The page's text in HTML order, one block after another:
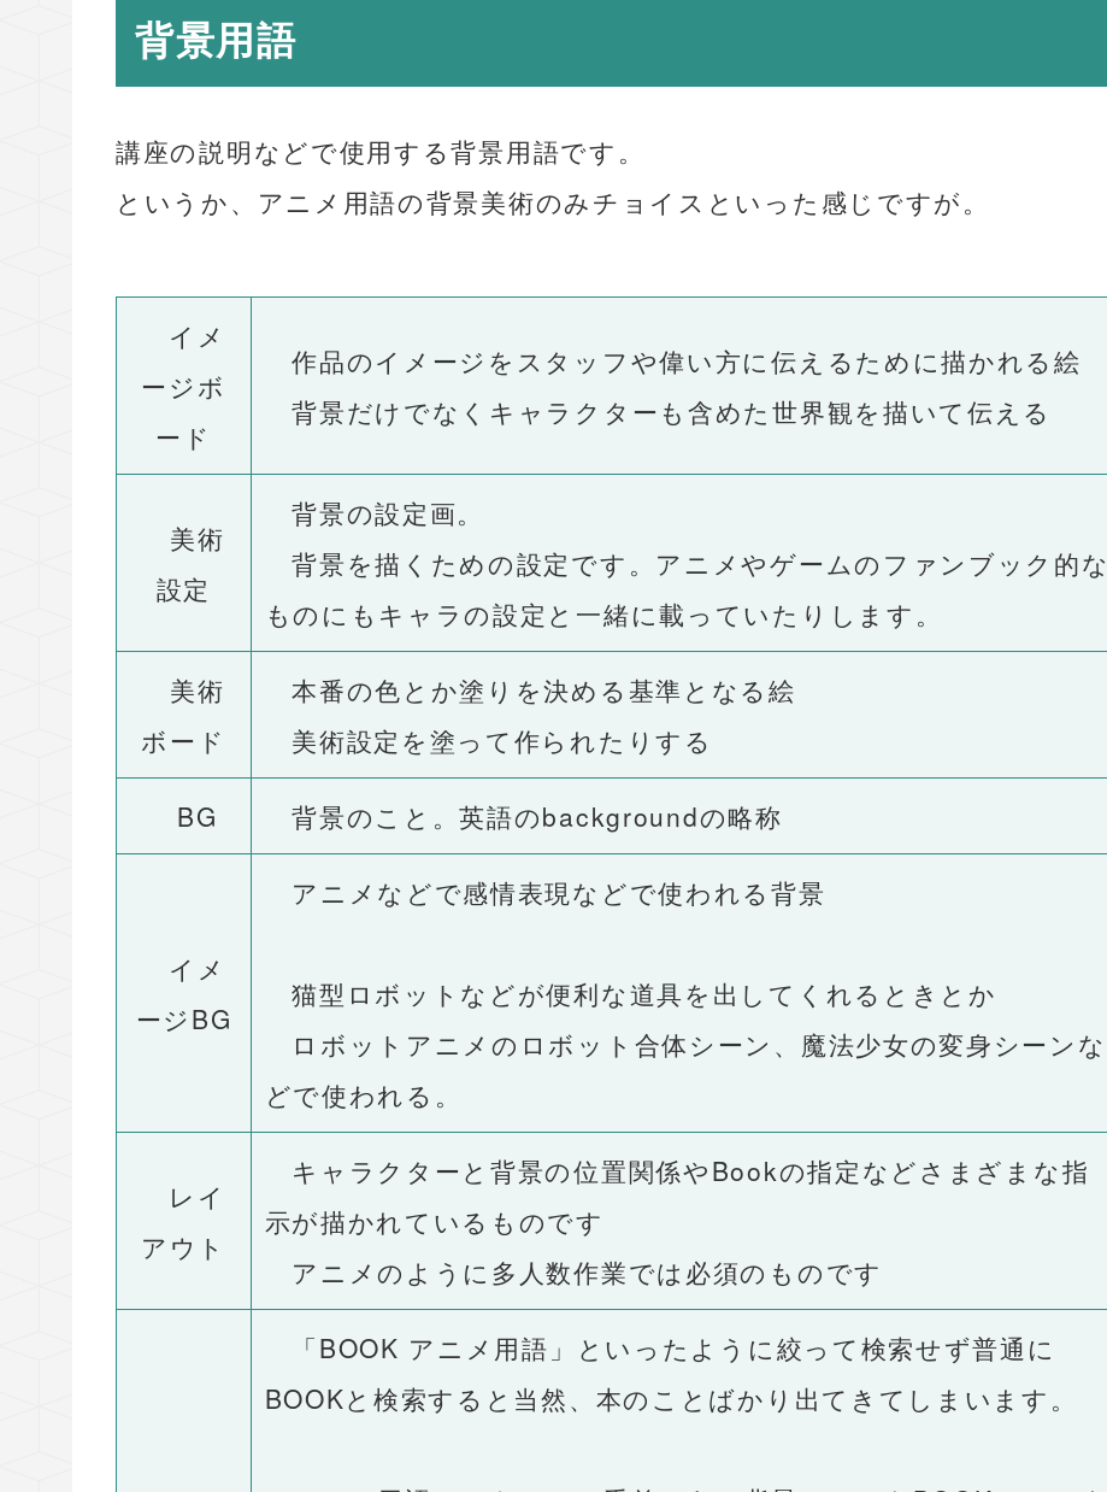
背景用語
講座の説明などで使用する背景用語です。
というか、アニメ用語の背景美術のみチョイスといった感じですが。
イメ
ージボ
ード
作品のイメージをスタッフや偉い方に伝えるために描かれる絵
背景だけでなくキャラクターも含めた世界観を描いて伝える
美術
設定
背景の設定画。
背景を描くための設定です。アニメやゲームのファンブック的な
ものにもキャラの設定と一緒に載っていたりします。
美術
ボード
本番の色とか塗りを決める基準となる絵
美術設定を塗って作られたりする
BG 背景のこと。英語のbackgroundの略称
イメ
ージBG
アニメなどで感情表現などで使われる背景
猫型ロボットなどが便利な道具を出してくれるときとか
ロボットアニメのロボット合体シーン、魔法少女の変身シーンな
どで使われる。
レイ
アウト
キャラクターと背景の位置関係やBookの指定などさまざまな指
示が描かれているものです
アニメのように多人数作業では必須のものです
「BOOK アニメ用語」といったように絞って検索せず普通に
BOOKと検索すると当然、本のことばかり出てきてしまいます。